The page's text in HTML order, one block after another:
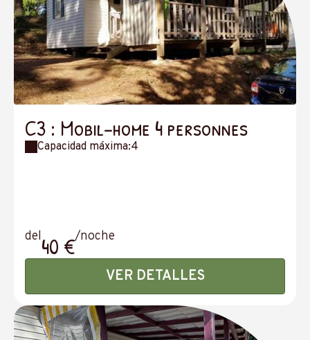
C3 : Mobil-home 4 personnes
Capacidad máxima:4
del40 €/noche
VER DETALLES